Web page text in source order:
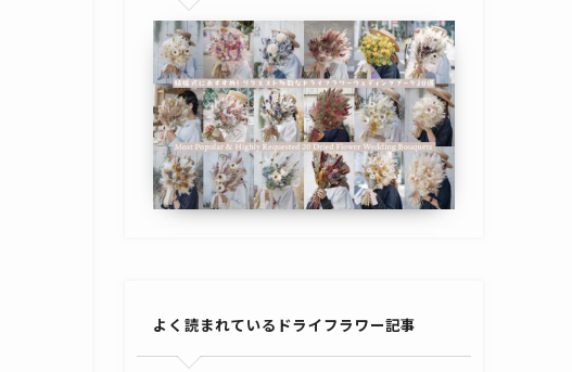
よく読まれているドライフラワー記事